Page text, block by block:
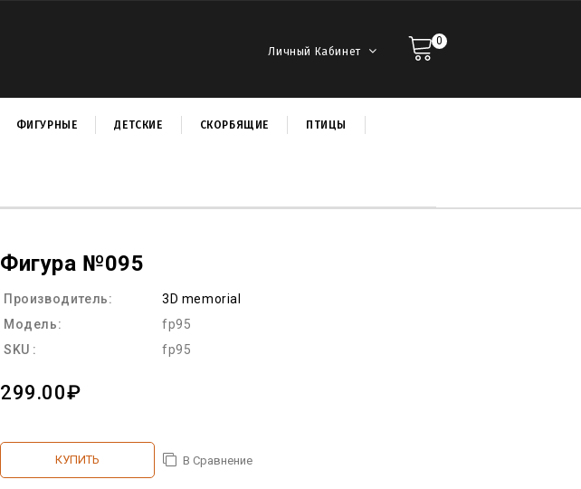
Личный Кабинет
0
ФИГУРНЫЕ ДЕТСКИЕ СКОРБЯЩИЕ ПТИЦЫ
Фигура №095
Производитель:
3D memorial
Модель:
fp95
SKU :
fp95
299.00₽
КУПИТЬ В Сравнение